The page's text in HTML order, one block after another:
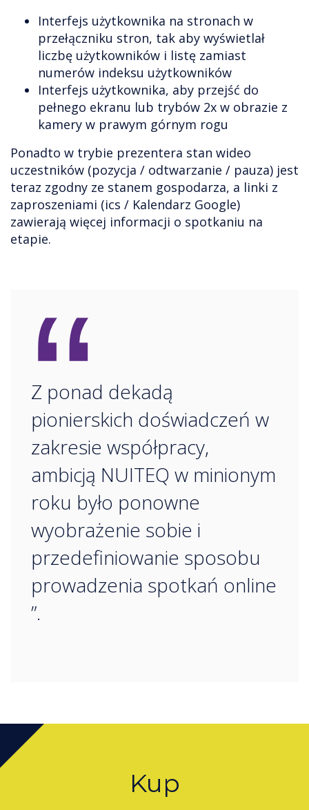
Interfejs użytkownika na stronach w
przełączniku stron, tak aby wyświetlał
liczbę użytkowników i listę zamiast
numerów indeksu użytkowników
Interfejs użytkownika, aby przejść do
pełnego ekranu lub trybów 2x w obrazie z
kamery w prawym górnym rogu
Ponadto w trybie prezentera stan wideo
uczestników (pozycja / odtwarzanie / pauza) jest
teraz zgodny ze stanem gospodarza, a linki z
zaproszeniami (ics / Kalendarz Google)
zawierają więcej informacji o spotkaniu na
etapie.
“
Z ponad dekadą
pionierskich doświadczeń w
zakresie współpracy,
ambicją NUITEQ w minionym
roku było ponowne
wyobrażenie sobie i
przedefiniowanie sposobu
prowadzenia spotkań online
”.
Kup